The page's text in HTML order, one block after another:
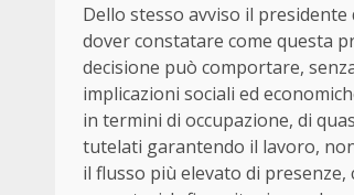
Dello stesso avviso il
dover constatare come questa
decisione può comportare,
implicazioni sociali ed
in termini di occupazione, di
tutelati garantendo il lavoro,
il flusso più elevato di